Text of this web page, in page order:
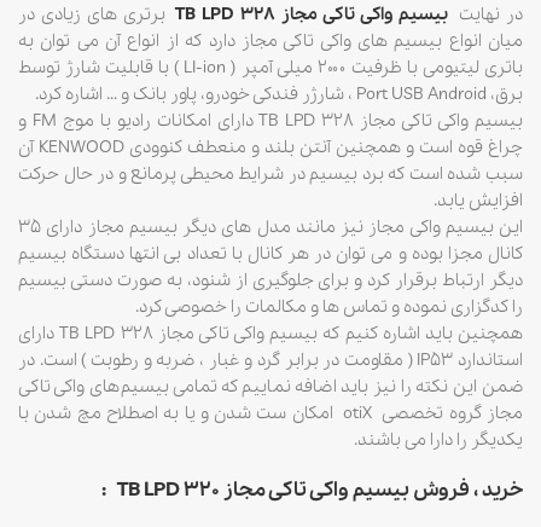
در نهایت بیسیم واکی تاکی مجاز TB LPD 328
برتری های زیادی در
میان انواع بیسیم های واکی تاکی مجاز دارد که از انواع آن می توان به
باتری لیتیومی با ظرفیت ۲۰۰۰ میلی آمپر ( LI-ion ) با قابلیت شارژ توسط
برق، Port USB Android ، شارژر فندکی خودرو، پاور بانک و … اشاره کرد.
بیسیم واکی تاکی مجاز TB LPD 328 دارای امکانات رادیو با موج FM و
چراغ قوه است و همچنین آنتن بلند و منعطف کنوودی KENWOOD آن
سبب شده است که برد بیسیم در شرایط محیطی پرمانع و در حال حرکت
افزایش یابد.
این بیسیم واکی مجاز نیز مانند مدل های دیگر بیسیم مجاز دارای ۳۵
کانال مجزا بوده و می توان در هر کانال با تعداد بی انتها دستگاه بیسیم
دیگر ارتباط برقرار کرد و برای جلوگیری از شنود، به صورت دستی بیسیم
را کدگزاری نموده و تماس ها و مکالمات را خصوصی کرد.
همچنین باید اشاره کنیم که بیسیم واکی تاکی مجاز TB LPD 328 دارای
استاندارد IP53 ( مقاومت در برابر گرد و غبار ، ضربه و رطوبت ) است. در
ضمن این نکته را نیز باید اضافه نماییم که تمامی بیسیم‌های واکی تاکی
مجاز گروه تخصصی otiX امکان ست شدن و یا به اصطلاح مچ شدن با
یکدیگر را دارا می باشند.
خرید ، فروش بیسیم واکی تاکی مجاز TB LPD 320 :